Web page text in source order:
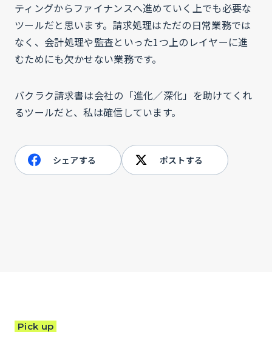
ティングからファイナンスへ進めていく上でも必要な
ツールだと思います。請求処理はただの日常業務では
なく、会計処理や監査といった1つ上のレイヤーに進
むためにも欠かせない業務です。
バクラク請求書は会社の「進化／深化」を助けてくれ
るツールだと、私は確信しています。
シェアする ポストする
Pick up